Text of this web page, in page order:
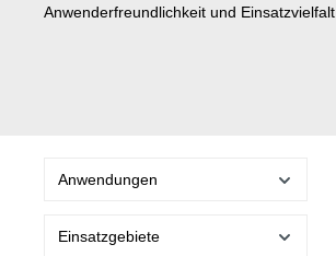
Anwenderfreundlichkeit und Einsatzvielfalt.
Anwendungen
Einsatzgebiete